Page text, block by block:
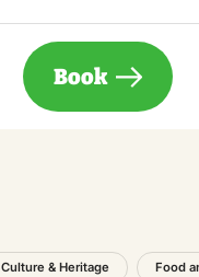
Book
Culture & Heritage Food